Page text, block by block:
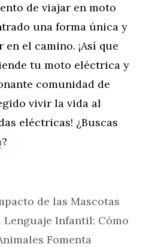
de viajar en moto
una forma única y
el camino. ¡Así que
tu moto eléctrica y
comunidad de
vivir la vida al
eléctricas! ¿Buscas
?
de las Mascotas
Infantil: Cómo
Fomenta